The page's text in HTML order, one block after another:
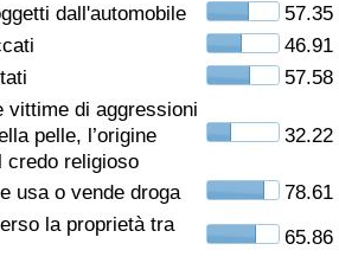
dall'automobile
57.35
46.91
57.58
vittime di aggressioni
pelle, l’origine
credo religioso
32.22
usa o vende droga
78.61
la proprietà tra
65.86
Sanitaria (Corrente)
Sanitaria
Sanitaria per